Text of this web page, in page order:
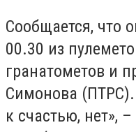
Сообщается, что
00.30 из
гранатометов и
Симонова
к счастью, нет»,